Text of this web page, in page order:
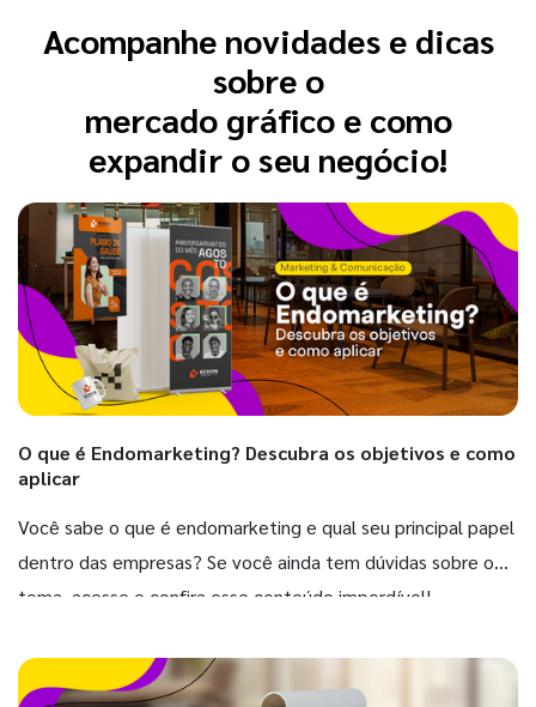
Acompanhe novidades e dicas
sobre o
mercado gráfico e como
expandir o seu negócio!
O que é Endomarketing? Descubra os objetivos e como
aplicar
Você sabe o que é endomarketing e qual seu principal papel
dentro das empresas? Se você ainda tem dúvidas sobre o
tema, acesse e confira esse conteúdo imperdível!